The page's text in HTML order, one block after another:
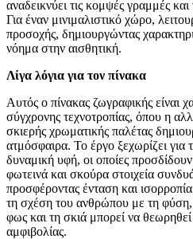
αναδεικνύει τις κομψές γραμμές
Για έναν μινιμαλιστικό χώρο,
προσοχής, δημιουργώντας
νόημα στην αισθητική.
Λίγα λόγια για τον πίνακα
Αυτός ο πίνακας ζωγραφικής είναι
σύγχρονης τεχνοτροπίας, όπου η
σκιερής χρωματικής παλέτας
ατμόσφαιρα. Το έργο ξεχωρίζει για
δυναμική υφή, οι οποίες
φωτεινά και σκούρα στοιχεία
προσφέροντας ένταση και
τη σχέση του ανθρώπου με τη
φως και τη σκιά μπορεί να
αμφιβολίας.